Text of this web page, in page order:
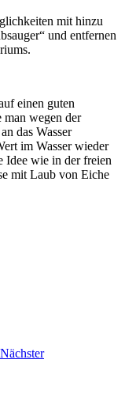
mit hinzu
und entfernen
einen guten
wegen der
das Wasser
im Wasser wieder
Idee wie in der freien
mit Laub von Eiche
Nächster